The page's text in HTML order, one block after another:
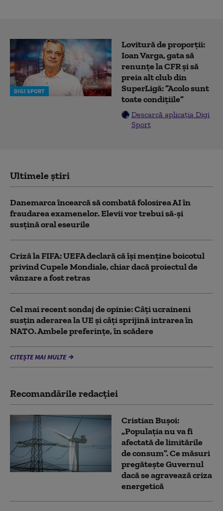
DIGI SPORT
Lovitură de proporții:
Ioan Varga, gata să
renunțe la CFR și să
preia alt club din
SuperLigă: ”Acolo sunt
toate condițiile”
Descarcă aplicația Digi
Sport
Ultimele știri
Danemarca încearcă să combată folosirea AI în
fraudarea examenelor. Elevii vor trebui să-şi
susţină oral eseurile
Criză la FIFA: UEFA declară că îşi menţine boicotul
privind Cupele Mondiale, chiar dacă proiectul de
vânzare a fost retras
Cel mai recent sondaj de opinie: Câți ucraineni
susțin aderarea la UE și câți sprijină intrarea în
NATO. Ambele preferințe, în scădere
CITEȘTE MAI MULTE
Recomandările redacţiei
Cristian Bușoi:
„Populația nu va fi
afectată de limitările
de consum”. Ce măsuri
pregătește Guvernul
dacă se agravează criza
energetică